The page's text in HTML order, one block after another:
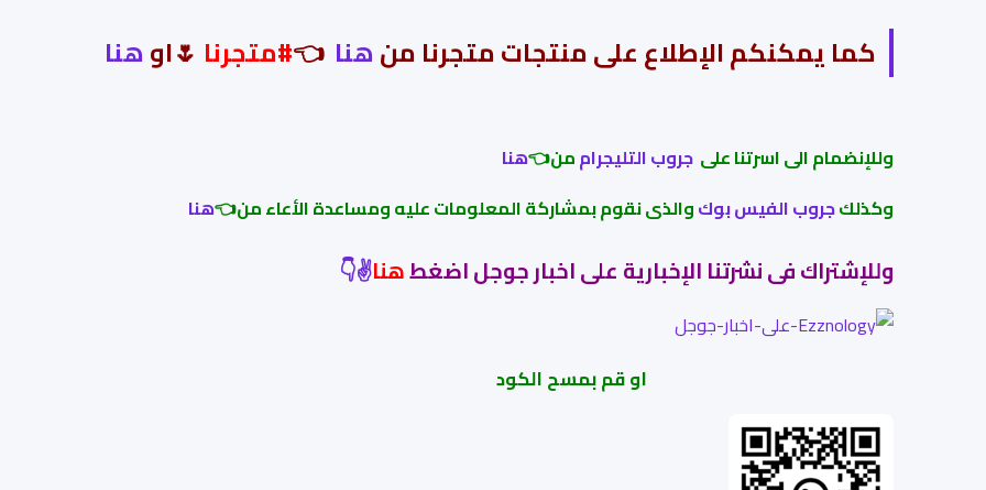
كما يمكنكم الإطلاع على منتجات متجرنا منهنا 👈
#متجرنا 🌷اوهنا
وللإنضمام الى اسرتنا على جروب التليجراممن👈هنا
وكذلكجروب الفيس بوكوالذى نقوم بمشاركة المعلومات عليه ومساعدة الأعاء من👈هنا
وللإشتراك فى نشرتنا الإخبارية على اخبار جوجل اضغطهنا✌👇
او قم بمسح الكود